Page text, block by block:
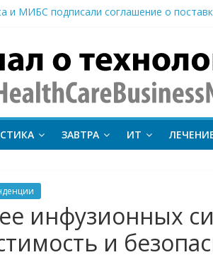
и МИБС подписали соглашение о
кардиологическая ПЭТ-КТ и
и рак: почему онкопациентам
ЗАВТРА ИТ
инфузионных
и